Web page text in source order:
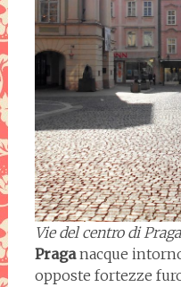
Vie del centro di Praga
Praganacque
opposte fortezze